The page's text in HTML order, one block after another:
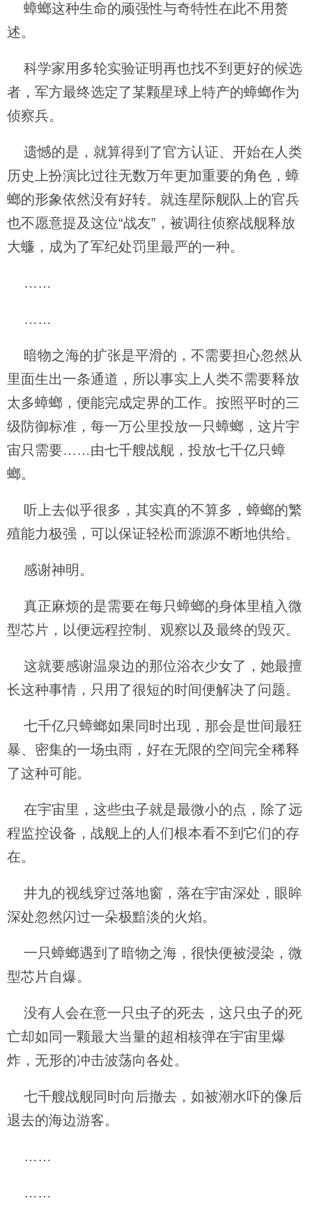
蟑螂这种生命的顽强性与奇特性在此不用赘
述。
科学家用多轮实验证明再也找不到更好的候选
者，军方最终选定了某颗星球上特产的蟑螂作为
侦察兵。
遗憾的是，就算得到了官方认证、开始在人类
历史上扮演比过往无数万年更加重要的角色，蟑
螂的形象依然没有好转。就连星际舰队上的官兵
也不愿意提及这位“战友”，被调往侦察战舰释放
大蠊，成为了军纪处罚里最严的一种。
……
……
暗物之海的扩张是平滑的，不需要担心忽然从
里面生出一条通道，所以事实上人类不需要释放
太多蟑螂，便能完成定界的工作。按照平时的三
级防御标准，每一万公里投放一只蟑螂，这片宇
宙只需要……由七千艘战舰，投放七千亿只蟑
螂。
听上去似乎很多，其实真的不算多，蟑螂的繁
殖能力极强，可以保证轻松而源源不断地供给。
感谢神明。
真正麻烦的是需要在每只蟑螂的身体里植入微
型芯片，以便远程控制、观察以及最终的毁灭。
这就要感谢温泉边的那位浴衣少女了，她最擅
长这种事情，只用了很短的时间便解决了问题。
七千亿只蟑螂如果同时出现，那会是世间最狂
暴、密集的一场虫雨，好在无限的空间完全稀释
了这种可能。
在宇宙里，这些虫子就是最微小的点，除了远
程监控设备，战舰上的人们根本看不到它们的存
在。
井九的视线穿过落地窗，落在宇宙深处，眼眸
深处忽然闪过一朵极黯淡的火焰。
一只蟑螂遇到了暗物之海，很快便被浸染，微
型芯片自爆。
没有人会在意一只虫子的死去，这只虫子的死
亡却如同一颗最大当量的超相核弹在宇宙里爆
炸，无形的冲击波荡向各处。
七千艘战舰同时向后撤去，如被潮水吓的像后
退去的海边游客。
……
……